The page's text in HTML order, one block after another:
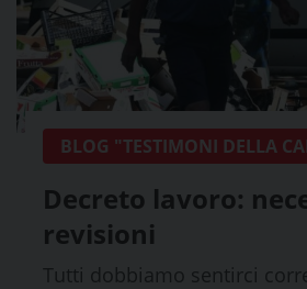
BLOG "TESTIMONI DELLA
Decreto lavoro:
revisioni
Tutti dobbiamo sentirci